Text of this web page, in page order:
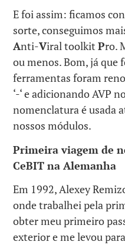
E foi assim: ficamos
sorte, conseguimos
Anti-Viral toolkitPro.
ou menos. Bom, já que
ferramentas foram
‘-‘ e adicionando AVP
nomenclatura é usada
nossos módulos.
Primeira viagem de
CeBIT na Alemanha
Em 1992, Alexey
onde trabalhei pela
obter meu primeiro
exterior e me levou